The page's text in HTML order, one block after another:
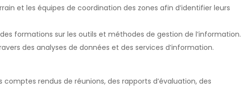
et les équipes de coordination des zones afin d’identifier leurs
formations sur les outils et méthodes de gestion de l’information.
des analyses de données et des services d’information.
rendus de réunions, des rapports d’évaluation, des